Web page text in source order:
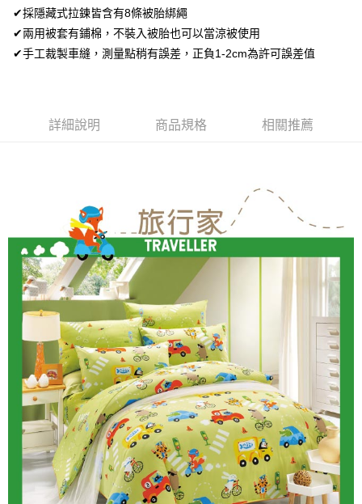
AFTEE先享後付是「在收到商品之後才付款」的支付方式。 讓您購物簡單
便利好安心！
１．簡單：不需註冊會員、不需綁卡、不需儲值。
２．便利：只要手機號碼，簡訊認證，即可結帳。
１．於結帳方式選擇「AFTEE先享後付」後，將跳轉至「AFTEE先享後付」
結帳頁面，進行簡訊認證並確認金額後，即可完成結帳。
※ 請注意：結帳手續完成當下不需立刻繳費，但若您需要取消訂單，請聯絡
購買商品的店家。未經商家同意取消之訂單仍視為有效，需透過AFTEE先享
後付繳納相關費用。
※ 交易是否成功請以「AFTEE先享後付 」之結帳頁面顯示為準，若有關於
是否繳費成功／繳費後需取消欲退款等相關疑問，請聯繫「AFTEE先享後付
客戶支援中心」 https://netprotections.freshdesk.com/support/home
【注意事項】
１．透過由恩沛科技股份有限公司提供之「AFTEE先享後付」服務完成之交
易，需依本服務之必要範圍內提供個人資料，並將交易相關給付款項請求債
權轉讓予恩沛科技股份有限公司。
２．關於個人資料處理事宜，請瀏覽以下網址：
https://aftee.tw/terms/#terms3
３．未成年的使用者請事先徵得法定代理人或監護人之同意方可使用
「AFTEE先享後付」，若未經同意申辦者引起之損失，本公司不負相關責
４．使用「AFTEE先享後付」時，將依據個別帳號之用戶狀況，依本公司即
時審查核予不同之上限額度；若仍有額度不足之情形，本公司將視審查結果
請求用戶進行身份認證。
５．嚴禁一人註冊多個帳號或使用他人資訊註冊。若發現惡意使用之情形，
恩沛科技股份有限公司將有權停止該用戶之使用額度並採取法律行動。
ATM付款
運送方式
付款後全家取貨
每筆NT$60，滿NT$499(含以上)免運費
付款後7-11取貨
每筆NT$60，滿NT$499(含以上)免運費
宅配
每筆NT$100，滿NT$499(含以上)免運費
離島宅配
每筆NT$100，滿NT$499(含以上)免運費
✔採隱藏式拉鍊皆含有8條被胎綁繩
✔兩用被套有鋪棉，不裝入被胎也可以當涼被使用
✔手工裁製車縫，測量點稍有誤差，正負1-2cm為許可誤差值
詳細說明 商品規格 相關推薦